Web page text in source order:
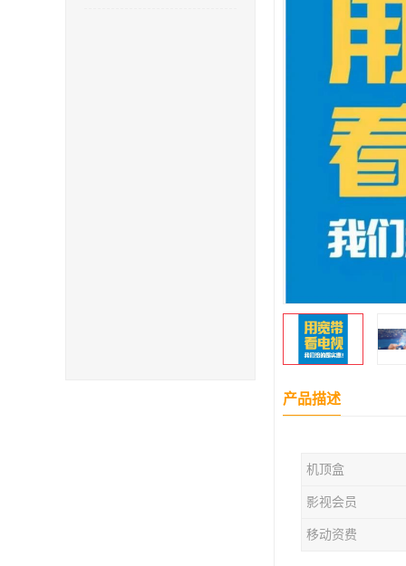
产品描述
机顶盒
影视会员
移动资费